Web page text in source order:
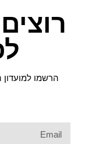
הרשמו